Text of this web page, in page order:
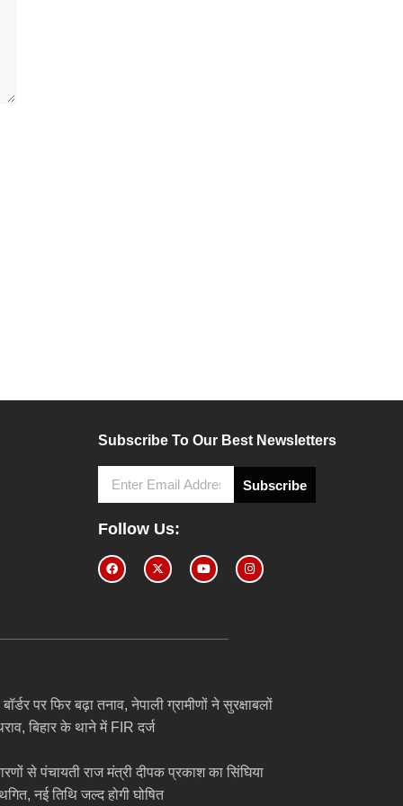
Subscribe To Our Best Newsletters
Subscribe
Follow Us:
पर फिर बढ़ा तनाव, नेपाली ग्रामीणों ने सुरक्षाबलों
बिहार के थाने में FIR दर्ज
से पंचायती राज मंत्री दीपक प्रकाश का सिंघिया
नई तिथि जल्द होगी घोषित